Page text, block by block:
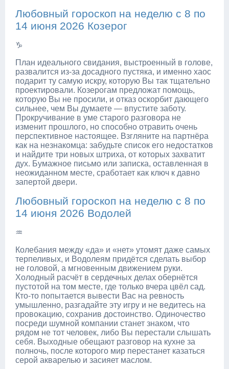
Любовный гороскоп на неделю с 8 по
14 июня 2026 Козерог
♑
План идеального свидания, выстроенный в голове,
развалится из-за досадного пустяка, и именно хаос
подарит ту самую искру, которую Вы так тщательно
проектировали. Козерогам предложат помощь,
которую Вы не просили, и отказ оскорбит дающего
сильнее, чем Вы думаете — впустите заботу.
Прокручивание в уме старого разговора не
изменит прошлого, но способно отравить очень
перспективное настоящее. Взгляните на партнёра
как на незнакомца: забудьте список его недостатков
и найдите три новых штриха, от которых захватит
дух. Бумажное письмо или записка, оставленная в
неожиданном месте, сработает как ключ к давно
запертой двери.
Любовный гороскоп на неделю с 8 по
14 июня 2026 Водолей
♒
Колебания между «да» и «нет» утомят даже самых
терпеливых, и Водолеям придётся сделать выбор
не головой, а мгновенным движением руки.
Холодный расчёт в сердечных делах обернётся
пустотой на том месте, где только вчера цвёл сад.
Кто-то попытается вывести Вас на ревность
умышленно, разгадайте эту игру и не ведитесь на
провокацию, сохранив достоинство. Одиночество
посреди шумной компании станет знаком, что
рядом не тот человек, либо Вы перестали слышать
себя. Выходные обещают разговор на кухне за
полночь, после которого мир перестанет казаться
серой акварелью и засияет маслом.